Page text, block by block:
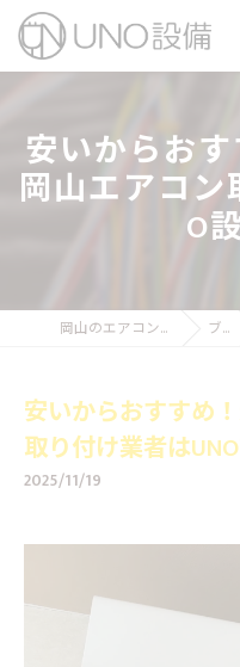
安いからお
岡山エアコン
O
岡山のエアコン工事ならUNO設備 ブログ
安いからおすすめ
取り付け業者は
2025/11/19